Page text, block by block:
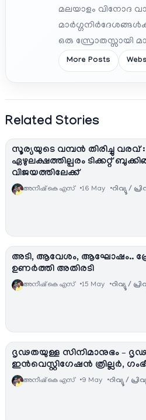
മലയാളം വിനോദ
ഒരു സ്രോതസ്സായി
More Posts
Related Stories
സൂര്യയുടെ വമ്പൻ തിരിച്ചു വരവ്
ഏഴുലക്ഷത്തില്പരം ടിക്കറ്റ്
വിജയത്തിലേക്ക്
അനീഷ്‌ കെ എസ് 16 May റിവ്യൂ /
അടി, ആവേശം, ആഘോഷം..
ഉണർത്തി അതിരടി
അനീഷ്‌ കെ എസ് 15 May റിവ്യൂ /
ദൃഢതയുള്ള സിനിമാനുഭം –
ഇൻവെസ്റ്റിഗേഷൻ ത്രില്ലർ,
അനീഷ്‌ കെ എസ് 9 May റിവ്യൂ /